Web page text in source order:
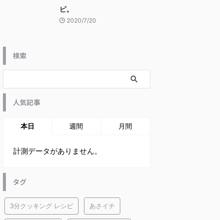
ピ。
2020/7/20
検索
人気記事
本日 週間 月間
計測データがありません。
タグ
3分クッキング レシピ あさイチ